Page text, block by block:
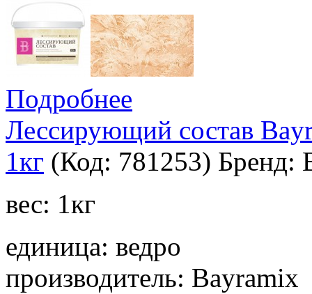
Подробнее
Лессирующий состав
1кг (Код: 781253) Бренд:
вес: 1кг
единица: ведро
производитель: Bayramix